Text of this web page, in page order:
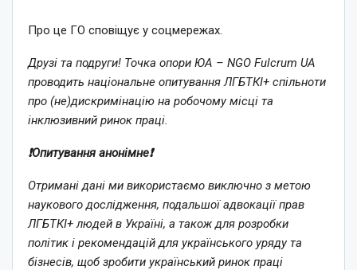
Про це ГО сповіщує у соцмережах.
Друзі та подруги! Точка опори ЮА – NGO Fulcrum UA
проводить національне опитування ЛГБТКІ+ спільноти
про (не)дискримінацію на робочому місці та
інклюзивний ринок праці.
❗️Опитування анонімне❗️
Отримані дані ми використаємо виключно з метою
наукового дослідження, подальшої адвокації прав
ЛГБТКІ+ людей в Україні, а також для розробки
політик і рекомендацій для українського уряду та
бізнесів, щоб зробити український ринок праці